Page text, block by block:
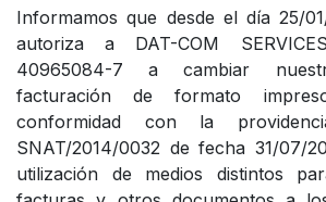
Informamos que desde el día 25/
autoriza a DAT-COM
40965084-7 a cambiar
facturación de formato
conformidad con la
SNAT/2014/0032 de fecha 31/07/
utilización de medios distintos